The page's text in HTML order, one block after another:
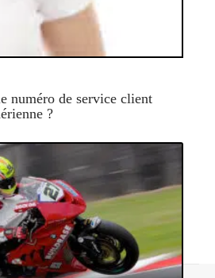
numéro de service client
?